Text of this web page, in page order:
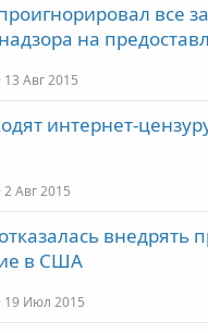
все
на
13 Авг 2015
интернет-
2 Авг 2015
внедрять
в США
19 Июл 2015